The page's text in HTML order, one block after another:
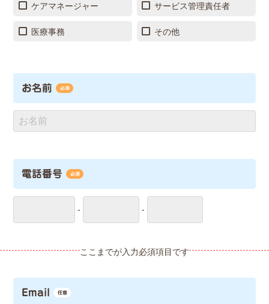
ケアマネージャー サービス管理責任者
医療事務 その他
お名前 必須
電話番号 必須
- -
Email 任意